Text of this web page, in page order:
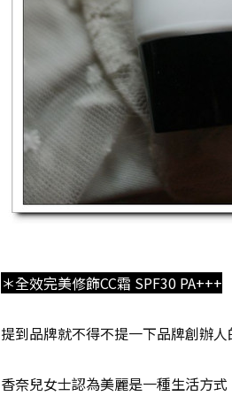
＊全效完美修飾CC霜 SPF30 PA+++
提到品牌就不得不提一下品牌創辦人
香奈兒女士認為美麗是一種生活方式